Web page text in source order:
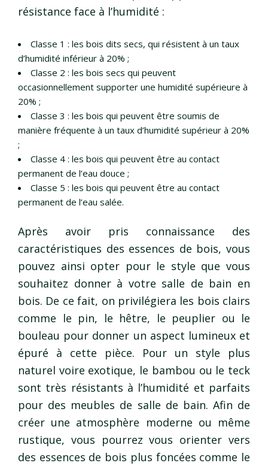
résistance face à l’humidité :
Classe 1 : les bois dits secs, qui résistent à un taux
d’humidité inférieur à 20% ;
Classe 2 : les bois secs qui peuvent
occasionnellement supporter une humidité supérieure à
20% ;
Classe 3 : les bois qui peuvent être soumis de
manière fréquente à un taux d’humidité supérieur à 20%
;
Classe 4 : les bois qui peuvent être au contact
permanent de l’eau douce ;
Classe 5 : les bois qui peuvent être au contact
permanent de l’eau salée.
Après avoir pris connaissance des
caractéristiques des essences de bois, vous
pouvez ainsi opter pour le style que vous
souhaitez donner à votre salle de bain en
bois. De ce fait, on privilégiera les bois clairs
comme le pin, le hêtre, le peuplier ou le
bouleau pour donner un aspect lumineux et
épuré à cette pièce. Pour un style plus
naturel voire exotique, le bambou ou le teck
sont très résistants à l’humidité et parfaits
pour des meubles de salle de bain. Afin de
créer une atmosphère moderne ou même
rustique, vous pourrez vous orienter vers
des essences de bois plus foncées comme le